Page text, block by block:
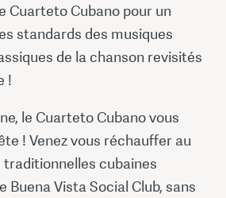
Cuarteto Cubano pour un
standards des musiques
de la chanson revisités
!
le Cuarteto Cubano vous
! Venez vous réchauffer au
traditionnelles cubaines
Buena Vista Social Club, sans